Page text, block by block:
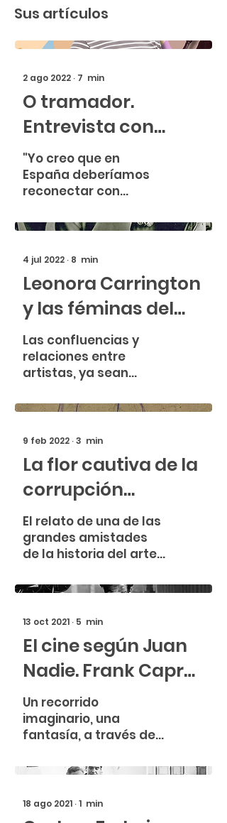
Sus artículos
2 ago 2022 ∙ 7 min
O tramador.
Entrevista con
Carlos Núñez
"Yo creo que en
España deberíamos
reconectar con
rural y con la
4 jul 2022 ∙ 8 min
Leonora Carrington
y las féminas del
surrealismo
Las confluencias y
relaciones entre
artistas, ya sean
literatos son usuales y
la historia
9 feb 2022 ∙3 min
La flor cautiva de la
corrupción
artística. Jane Avril
El relato de una de las
grandes amistades
de la historia del arte.
cancán de cabaret,
vida, y
13 oct 2021 ∙ 5 min
El cine según Juan
Nadie. Frank Capra
y el americano ideal
Un recorrido
imaginario, una
fantasía, a través de
circunstancias del
americano Frank
Capra. Atrévete a
18 ago 2021 ∙1 min